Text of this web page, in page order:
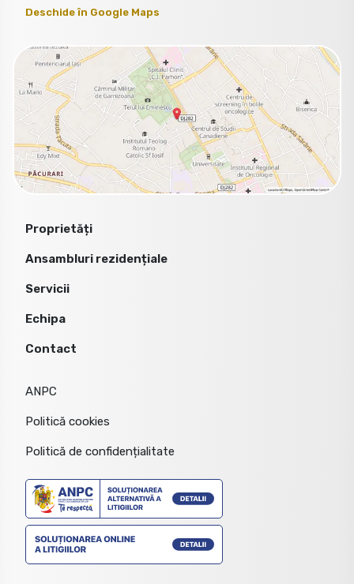
Deschide în Google Maps
Proprietăți
Ansambluri rezidențiale
Servicii
Echipa
Contact
ANPC
Politică cookies
Politică de confidențialitate